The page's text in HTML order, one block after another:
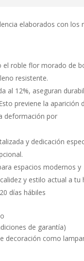
$
elaborados con los
el roble flor morado de
resistente.
al 12%, aseguran
previene la aparición
deformación por
y dedicación
espacios modernos y
y estilo actual a tu
20 días hábiles
de garantía)
decoración como